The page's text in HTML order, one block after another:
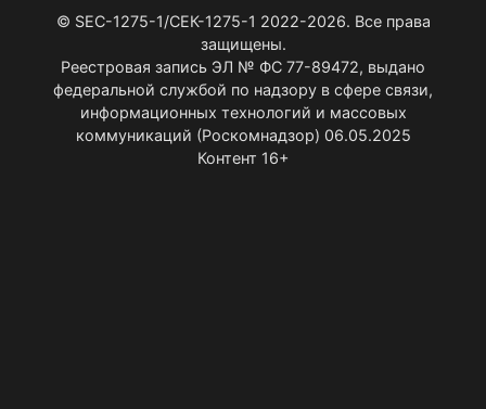
© SEC-1275-1/СЕК-1275-1 2022-2026. Все права
защищены.
Реестровая запись ЭЛ № ФС 77-89472, выдано
федеральной службой по надзору в сфере связи,
информационных технологий и массовых
коммуникаций (Роскомнадзор) 06.05.2025
Контент 16+